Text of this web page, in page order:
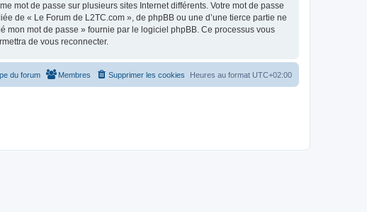
mot de passe sur plusieurs sites Internet différents. Votre mot de passe
de « Le Forum de L2TC.com », de phpBB ou une d’une tierce partie ne
mon mot de passe » fournie par le logiciel phpBB. Ce processus vous
de vous reconnecter.
Heures au format UTC+02:00
Supprimer les cookies
Membres
du forum